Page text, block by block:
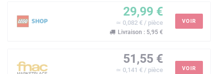
29,99 €
≃ 0,082 € / pièce
Livraison : 5,95 €
VOIR
51,55 €
≃ 0,141 € / pièce VOIR